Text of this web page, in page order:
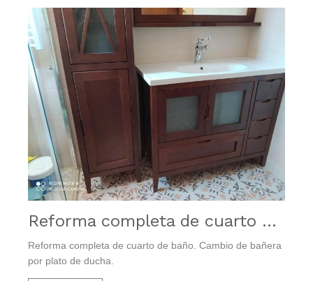
Reforma completa de cuarto de baño. Cambio de bañera por plato de ducha
Reforma completa de cuarto de baño. Cambio de bañera
por plato de ducha.